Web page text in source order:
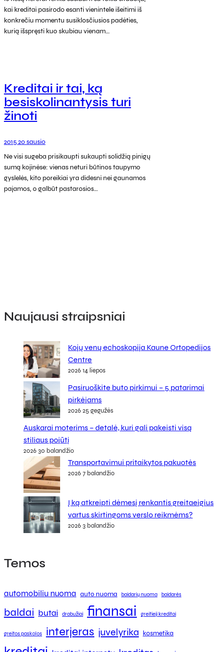
kai kreditai pasirodo esanti vienintele išeitimi iš
konkrečiu momentu susiklosčiusios padėties,
kurią išspręsti kuo skubiau vienam…
Kreditai ir tai, ką
besiskolinantysis turi
žinoti
2015 20 sausio
Ne visi sugeba prisikaupti sukaupti solidžią pinigų
sumą kojinėse: vienas neturi būtinos taupymo
gyslelės, kito poreikiai yra didesni nei gaunamos
pajamos, o galbūt pastarosios…
Naujausi straipsniai
Kojų venų echoskopija Kaune Ortopedijos
Centre
2026 14 liepos
Pasiruoškite buto pirkimui – 5 patarimai
pirkėjams
2026 25 gegužės
Auskarai moterims – detalė, kuri gali pakeisti visą
stiliaus pojūtį
2026 30 balandžio
Transportavimui pritaikytos pakuotės
2026 7 balandžio
Į ką atkreipti dėmesį renkantis greitaeigius
vartus skirtingoms verslo reikmėms?
2026 3 balandžio
Temos
automobiliu nuoma auto nuoma baidarių nuoma baidarės
baldai butai drabužiai finansai greitieji kreditai
greitos paskolos interjeras juvelyrika kosmetika